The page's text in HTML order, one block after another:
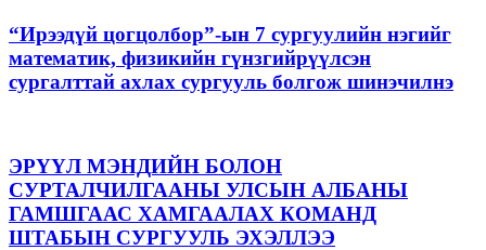
“Ирээдүй цогцолбор”-ын 7 сургуулийн нэгийг
математик, физикийн гүнзгийрүүлсэн
сургалттай ахлах сургууль болгож шинэчилнэ
ЭРҮҮЛ МЭНДИЙН БОЛОН
СУРТАЛЧИЛГААНЫ УЛСЫН АЛБАНЫ
ГАМШГААС ХАМГААЛАХ КОМАНД
ШТАБЫН СУРГУУЛЬ ЭХЭЛЛЭЭ